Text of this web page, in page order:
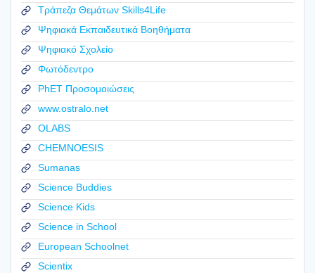
Τράπεζα Θεμάτων Skills4Life
Ψηφιακά Εκπαιδευτικά Βοηθήματα
Ψηφιακό Σχολείο
Φωτόδεντρο
PhET Προσομοιώσεις
www.ostralo.net
OLABS
CHEMNOESIS
Sumanas
Science Buddies
Science Kids
Science in School
European Schoolnet
Scientix